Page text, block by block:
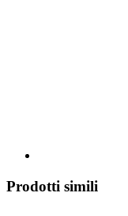
Prodotti simili